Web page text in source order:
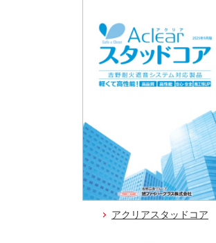
アクリアスタッドコア